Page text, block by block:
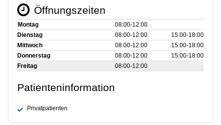
Öffnungszeiten
Montag
08:00‑12:00
Dienstag
08:00‑12:00
15:00‑18:00
Mittwoch
08:00‑12:00
15:00‑18:00
Donnerstag
08:00‑12:00
15:00‑18:00
Freitag
08:00‑12:00
Patienteninformation
Privatpatienten